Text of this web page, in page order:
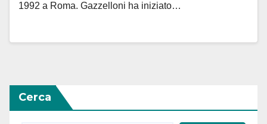
1992 a Roma. Gazzelloni ha iniziato…
Cerca